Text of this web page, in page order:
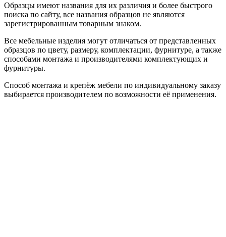
Образцы имеют названия для их различия и более быстрого
поиска по сайту, все названия образцов не являются
зарегистрированным товарным знаком.
Все мебельные изделия могут отличаться от представленных
образцов по цвету, размеру, комплектации, фурнитуре, а также
способами монтажа и производителями комплектующих и
фурнитуры.
Способ монтажа и крепёж мебели по индивидуальному заказу
выбирается производителем по возможности её применения.